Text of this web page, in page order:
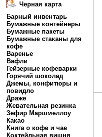
Черная карта
Барный инвентарь
Бумажные контейнеры
Бумажные пакеты
Бумажные стаканы для
кофе
Варенье
Вафли
Гейзерные кофеварки
Горячий шоколад
Джемы, конфитюры и
повидло
Драже
Жевательная резинка
Зефир Маршмеллоу
Какао
Книга о кофе и чае
Коктейльная вишня